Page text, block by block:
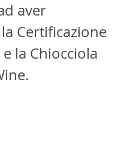
aver
Certificazione
la Chiocciola